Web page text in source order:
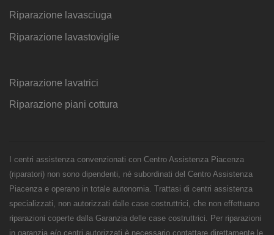
Riparazione lavasciuga
Riparazione lavastoviglie
Riparazione lavatrici
Riparazione piani cottura
I centri assistenza convenzionati con Centro Assistenza Piacenza
(riparatori) non sono dipendenti, né subordinati del Centro Assistenza
Piacenza e operano in totale autonomia. Trattasi di centri assistenza
specializzati, non autorizzati dalle case costruttrici, che non effettuano
riparazioni coperte dalla Garanzia delle case costruttrici. Per riparazioni
in garanzia e/o centri autorizzati è necessario contattare direttamente le